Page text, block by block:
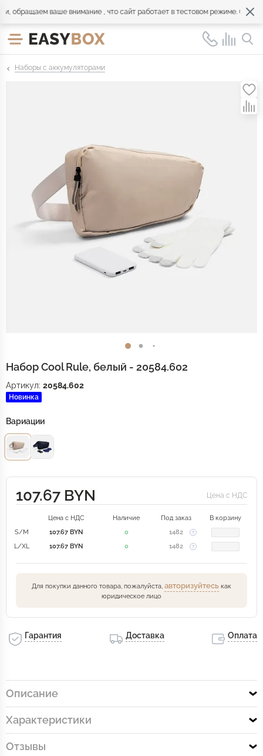
ваше внимание , что сайт работает в тестовом режиме.
Наборы с аккумуляторами
Набор Cool Rule, белый - 20584.602
Артикул: 20584.602
Новинка
Вариации
107.67 BYN Цена с НДС
Цена с НДС Наличие Под заказ
В корзину
S/M
107.67 BYN 0
1482
L/XL
107.67 BYN 0 1482
Для покупки данного товара, пожалуйста, авторизуйтесь как
юридическое лицо
Гарантия Доставка Оплата
Описание
Характеристики
Отзывы